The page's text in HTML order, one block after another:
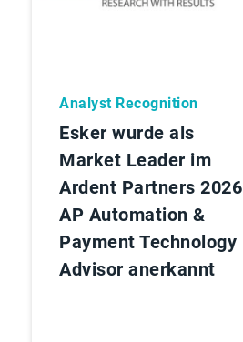
Analyst Recognition
Esker wurde als
Market Leader im
Ardent Partners 2026
AP Automation &
Payment Technology
Advisor anerkannt